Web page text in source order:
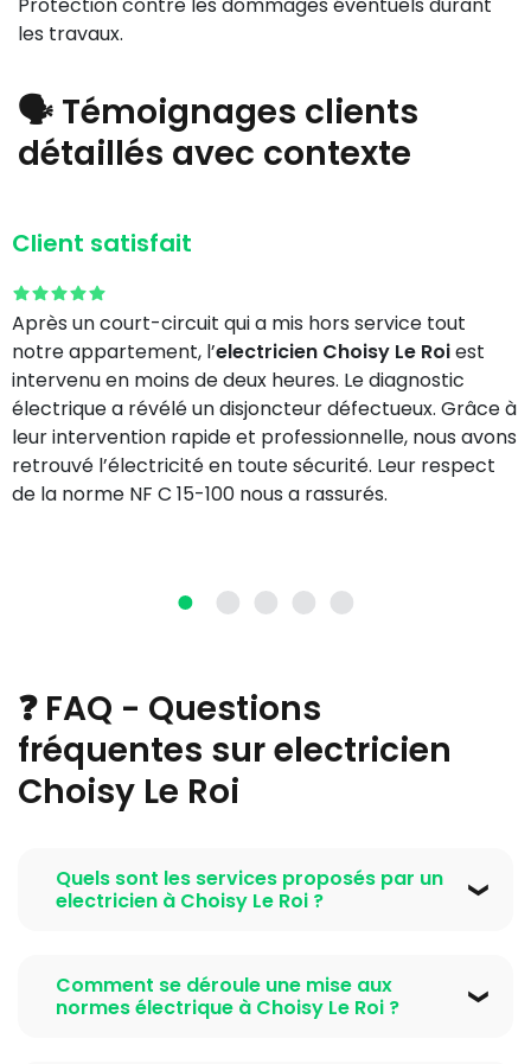
les travaux.
🗣️ Témoignages clients
détaillés avec contexte
Client satisfait
Après un court-circuit qui a mis hors service tout
notre appartement, l’electricien Choisy Le Roiest
intervenu en moins de deux heures. Le diagnostic
électrique a révélé un disjoncteur défectueux. Grâce à
leur intervention rapide et professionnelle, nous avons
retrouvé l’électricité en toute sécurité. Leur respect
de la norme NF C 15-100 nous a rassurés.
❓ FAQ - Questions
fréquentes sur electricien
Choisy Le Roi
Quels sont les services proposés par un
electricien à Choisy Le Roi ?
complète de prestations : installation électrique
neuve, mise aux normes NF C 15-100, rénovation
Comment se déroule une mise aux
normes électrique à Choisy Le Roi ?